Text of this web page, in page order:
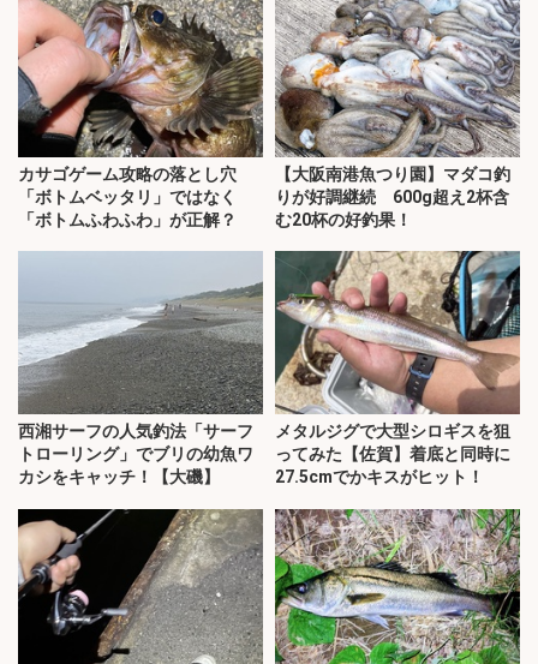
カサゴゲーム攻略の落とし穴
「ボトムベッタリ」ではなく
「ボトムふわふわ」が正解？
【大阪南港魚つり園】マダコ釣
りが好調継続 600g超え2杯含
む20杯の好釣果！
西湘サーフの人気釣法「サーフ
トローリング」でブリの幼魚ワ
カシをキャッチ！【大磯】
メタルジグで大型シロギスを狙
ってみた【佐賀】着底と同時に
27.5cmでかキスがヒット！